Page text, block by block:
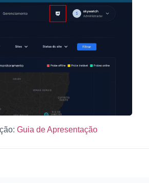
Guia de Apresentação